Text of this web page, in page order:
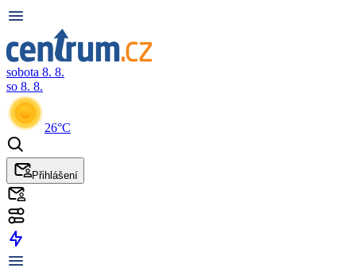
sobota 8. 8.
so 8. 8.
26°C
Přihlášení